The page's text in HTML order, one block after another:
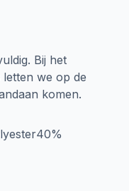
Bij het
we op de
komen.